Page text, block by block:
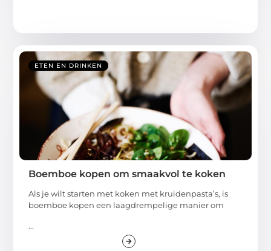
ETEN EN DRINKEN
Boemboe kopen om smaakvol te koken
Als je wilt starten met koken met kruidenpasta’s, is
boemboe kopen een laagdrempelige manier om
...